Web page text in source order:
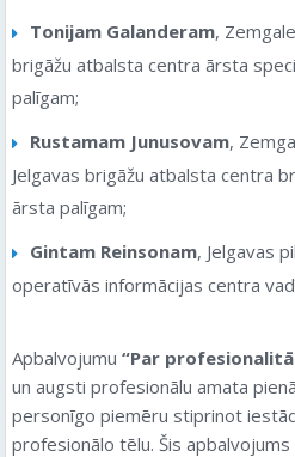
Tonijam Galanderam,
brigāžu atbalsta centra ārsta
palīgam;
Rustamam Junusovam,
Jelgavas brigāžu atbalsta centra
ārsta palīgam;
Gintam Reinsonam, Jelgavas
operatīvās informācijas centra
Apbalvojumu “Par
un augsti profesionālu amata
personīgo piemēru stiprinot
profesionālo tēlu. Šis